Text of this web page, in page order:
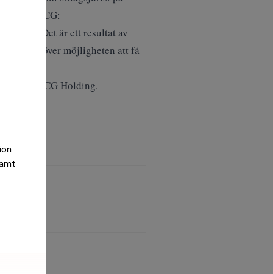
på FCG:
Det är ett resultat av
hedrad över möjligheten att få
FCG Holding.